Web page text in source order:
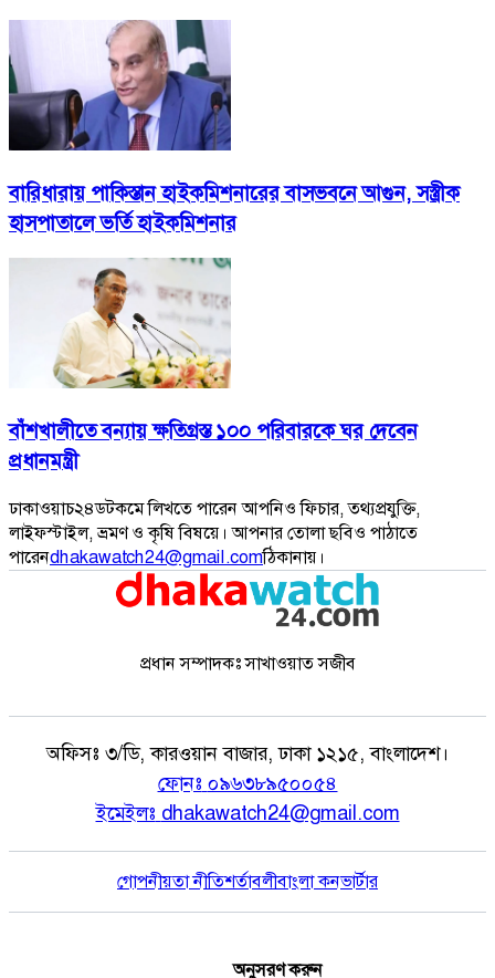
বারিধারায় পাকিস্তান হাইকমিশনারের বাসভবনে আগুন, সস্ত্রীক
হাসপাতালে ভর্তি হাইকমিশনার
বাঁশখালীতে বন্যায় ক্ষতিগ্রস্ত ১০০ পরিবারকে ঘর দেবেন
প্রধানমন্ত্রী
ঢাকাওয়াচ২৪ডটকমে লিখতে পারেন আপনিও ফিচার, তথ্যপ্রযুক্তি,
লাইফস্টাইল, ভ্রমণ ও কৃষি বিষয়ে। আপনার তোলা ছবিও পাঠাতে
পারেনdhakawatch24@gmail.comঠিকানায়।
প্রধান সম্পাদকঃ সাখাওয়াত সজীব
অফিসঃ ৩/ডি, কারওয়ান বাজার, ঢাকা ১২১৫, বাংলাদেশ।
ফোনঃ ০৯৬৩৮৯৫০০৫৪
ইমেইলঃ dhakawatch24@gmail.com
গোপনীয়তা নীতিশর্তাবলীবাংলা কনভার্টার
অনুসরণ করুন